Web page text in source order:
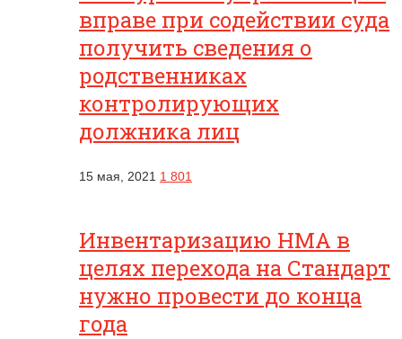
вправе при содействии суда
получить сведения о
родственниках
контролирующих
должника лиц
15 мая, 2021 1 801
Инвентаризацию НМА в
целях перехода на Стандарт
нужно провести до конца
года